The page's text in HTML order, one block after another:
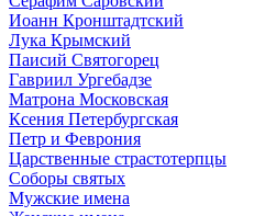
Иоанн Кронштадтский
Лука Крымский
Паисий Святогорец
Гавриил Ургебадзе
Матрона Московская
Ксения Петербургская
Петр и Феврония
Царственные страстотерпцы
Соборы святых
Мужские имена